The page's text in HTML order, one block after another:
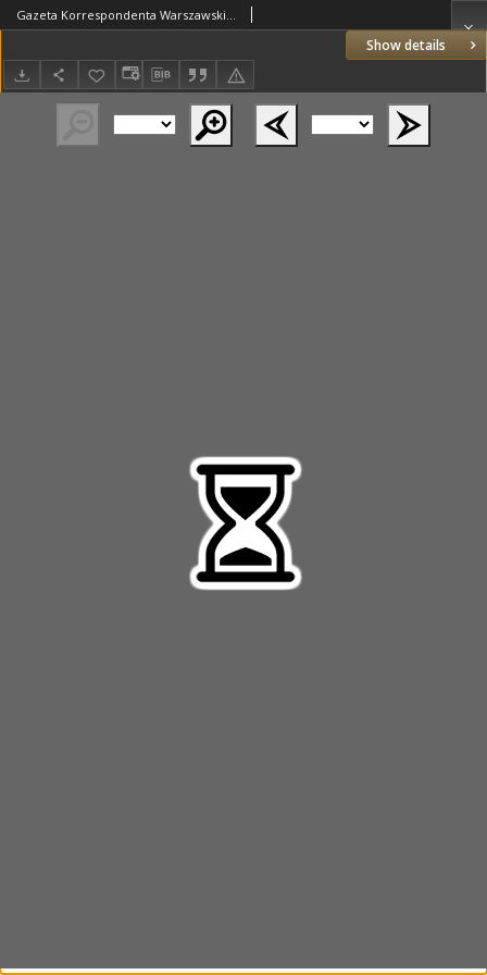
Show details
Gazeta Korrespondenta Warszawskiego i Zagranicznego. 1826 nr103